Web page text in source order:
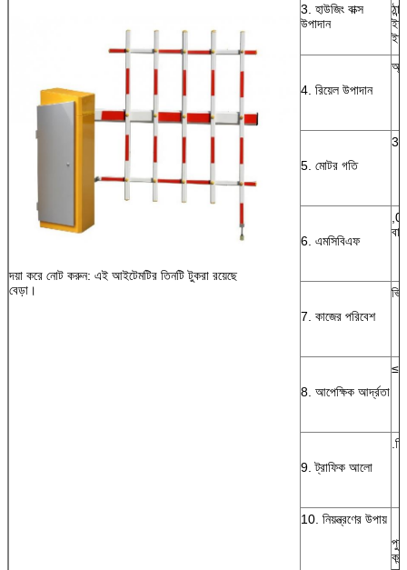
দয়া করে নোট করুন: এই আইটেমটির তিনটি টুকরা রয়েছে
বেড়া।
3. হাউজিং বাক্স
উপাদান
4. রিয়েল উপাদান
5. মোটর গতি
6. এমসিবিএফ
বার
7. কাজের পরিবেশ
8. আপেক্ষিক আর্দ্রতা
9. ট্রাফিক আলো
10. নিয়ন্ত্রণের উপায়
পুশ